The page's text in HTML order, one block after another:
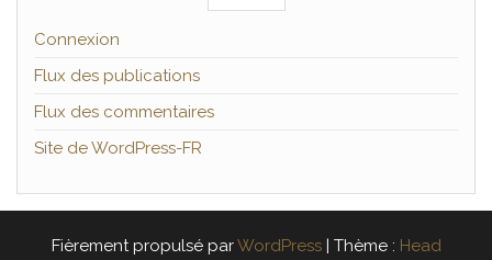
Connexion
Flux des publications
Flux des commentaires
Site de WordPress-FR
Fièrement propulsé parWordPress | Thème : Head